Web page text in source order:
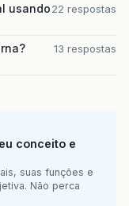
usando22 respostas
13 respostas
conceito e
suas funções e
Não perca